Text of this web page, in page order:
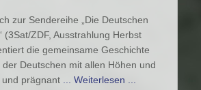
zur Sendereihe „Die Deutschen
(3Sat/ZDF, Ausstrahlung Herbst
die gemeinsame Geschichte
Deutschen mit allen Höhen und
prägnant ... Weiterlesen ...